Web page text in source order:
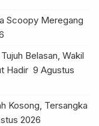
Scoopy Meregang
Belasan, Wakil
Hadir 9 Agustus
Kosong, Tersangka
2026